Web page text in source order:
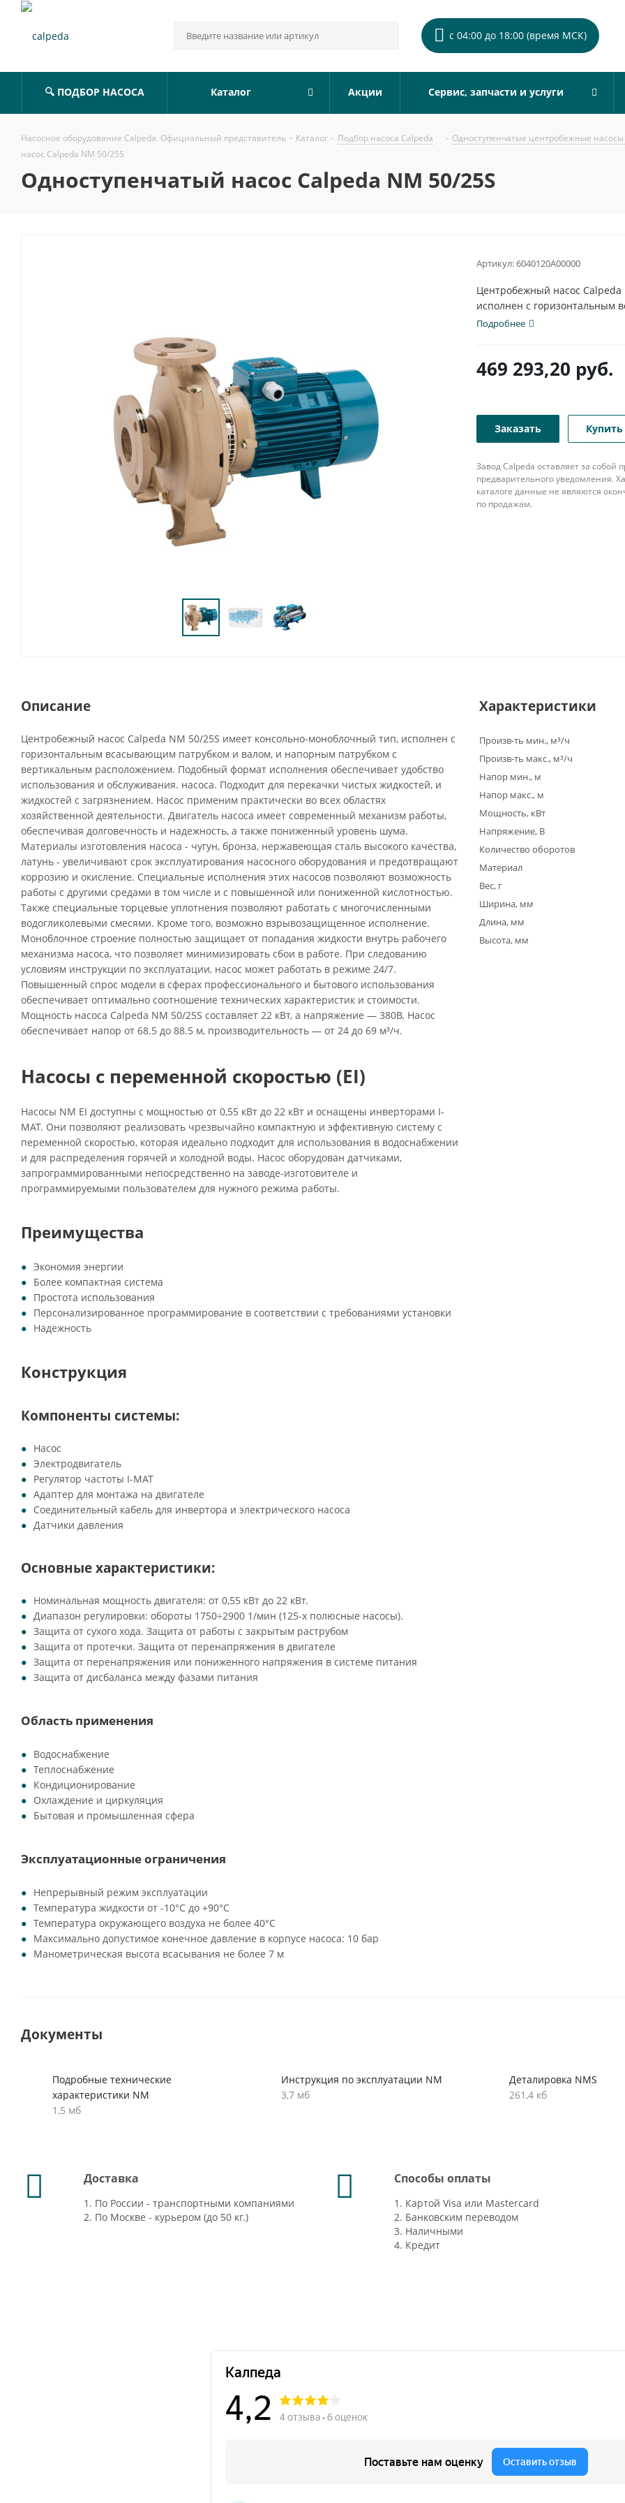
с 04:00 до 18:00 (время МСК)
🔍 ПОДБОР НАСОСА Каталог Акции Сервис, запчасти и услуги
Насосное оборудование Calpeda. Официальный представитель - Каталог - Подбор насоса Calpeda - Одноступенчатые центробежные
насос Calpeda NM 50/25S
Одноступенчатый насос Calpeda NM 50/25S
Артикул:6040120A00000
Центробежный насос
исполнен с
патрубком с...
Подробнее
469 293,20 руб.
Заказать
Завод Calpeda оставляет за собой
предварительного уведомления.
каталоге данные не являются
по продажам.
Описание
Центробежный насос Calpeda NM 50/25S имеет консольно-моноблочный тип, исполнен с
горизонтальным всасывающим патрубком и валом, и напорным патрубком с
вертикальным расположением. Подобный формат исполнения обеспечивает удобство
использования и обслуживания. насоса. Подходит для перекачки чистых жидкостей, и
жидкостей с загрязнением. Насос применим практически во всех областях
хозяйственной деятельности. Двигатель насоса имеет современный механизм работы,
обеспечивая долговечность и надежность, а также пониженный уровень шума.
Материалы изготовления насоса - чугун, бронза, нержавеющая сталь высокого качества,
латунь - увеличивают срок эксплуатирования насосного оборудования и предотвращают
коррозию и окисление. Специальные исполнения этих насосов позволяют возможность
работы с другими средами в том числе и с повышенной или пониженной кислотностью.
Также специальные торцевые уплотнения позволяют работать с многочисленными
водогликолевыми смесями. Кроме того, возможно взрывозащищенное исполнение.
Моноблочное строение полностью защищает от попадания жидкости внутрь рабочего
механизма насоса, что позволяет минимизировать сбои в работе. При следованию
условиям инструкции по эксплуатации, насос может работать в режиме 24/7.
Повышенный спрос модели в сферах профессионального и бытового использования
обеспечивает оптимально соотношение технических характеристик и стоимости.
Мощность насоса Calpeda NM 50/25S составляет 22 кВт, а напряжение — 380В. Насос
обеспечивает напор от 68.5 до 88.5 м, производительность — от 24 до 69 м³/ч.
Насосы с переменной скоростью (EI)
Насосы NM EI доступны с мощностью от 0,55 кВт до 22 кВт и оснащены инверторами I-
MAT. Они позволяют реализовать чрезвычайно компактную и эффективную систему с
переменной скоростью, которая идеально подходит для использования в водоснабжении
и для распределения горячей и холодной воды. Насос оборудован датчиками,
запрограммированными непосредственно на заводе-изготовителе и
программируемыми пользователем для нужного режима работы.
Преимущества
Экономия энергии
Более компактная система
Простота использования
Персонализированное программирование в соответствии с требованиями установки
Надежность
Конструкция
Компоненты системы:
Насос
Электродвигатель
Регулятор частоты I-MAT
Адаптер для монтажа на двигателе
Соединительный кабель для инвертора и электрического насоса
Датчики давления
Основные характеристики:
Номинальная мощность двигателя: от 0,55 кВт до 22 кВт.
Диапазон регулировки: обороты 1750÷2900 1/мин (125-х полюсные насосы).
Защита от сухого хода. Защита от работы с закрытым раструбом
Защита от протечки. Защита от перенапряжения в двигателе
Защита от перенапряжения или пониженного напряжения в системе питания
Защита от дисбаланса между фазами питания
Область применения
Водоснабжение
Теплоснабжение
Кондиционирование
Охлаждение и циркуляция
Бытовая и промышленная сфера
Эксплуатационные ограничения
Непрерывный режим эксплуатации
Температура жидкости от -10°C до +90°C
Температура окружающего воздуха не более 40°C
Максимально допустимое конечное давление в корпусе насоса: 10 бар
Манометрическая высота всасывания не более 7 м
Характеристики
Произв-ть мин., м³/ч
Произв-ть макс., м³/ч
Напор мин., м
Напор макс., м
Мощность, кВт
Напряжение, В
Количество оборотов
Материал
Вес, г
Ширина, мм
Длина, мм
Высота, мм
Документы
Подробные технические
характеристики NM
1,5 мб
Инструкция по эксплуатации NM
3,7 мб
Деталировка NMS
261,4 кб
Доставка
1. По России - транспортными компаниями
2. По Москве - курьером (до 50 кг.)
Способы оплаты
1. Картой Visa или Mastercard
2. Банковским переводом
3. Наличными
4. Кредит